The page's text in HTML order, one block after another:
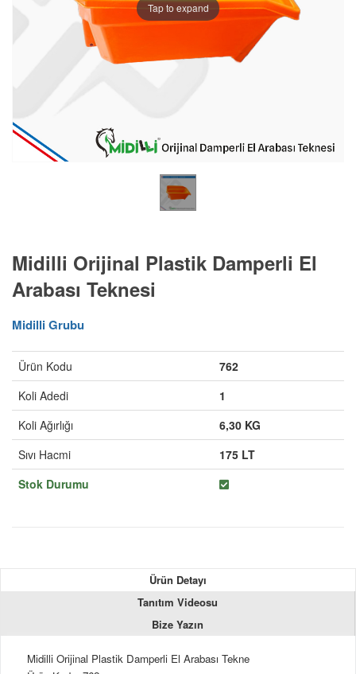
Tap to expand
Midilli Orijinal Plastik Damperli El
Arabası Teknesi
Midilli Grubu
Ürün Kodu
762
Koli Adedi
1
Koli Ağırlığı
6,30 KG
Sıvı Hacmi
175 LT
Stok Durumu
Ürün Detayı
Tanıtım Videosu
Bize Yazın
Midilli Orijinal Plastik Damperli El Arabası Tekne